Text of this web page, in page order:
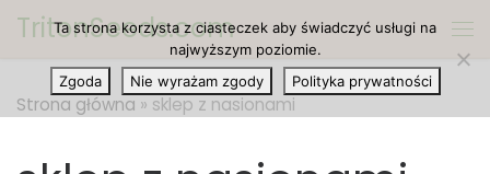
Przejdź do treści
TritonSeeds.com
Strona główna » sklep z nasionami
Ta strona korzysta z ciasteczek aby świadczyć usługi na
najwyższym poziomie.
Zgoda
Nie wyrażam zgody Polityka prywatności